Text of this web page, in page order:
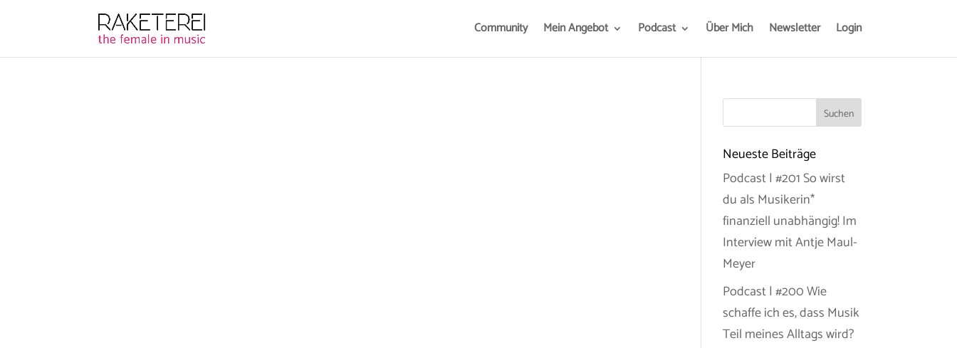
Community Mein Angebot Podcast Über Mich Newsletter Login
Neueste Beiträge
Podcast | #201 So wirst
du als Musikerin*
finanziell unabhängig! Im
Interview mit Antje Maul-
Meyer
Podcast | #200 Wie
schaffe ich es, dass Musik
Teil meines Alltags wird?